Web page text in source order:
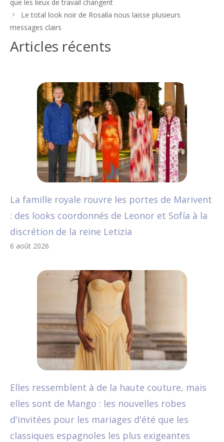
articles
que les lieux de travail changent
Le total look noir de Rosalía nous laisse plusieurs
messages clairs
Articles récents
La famille royale rouvre les portes de Marivent
: des looks coordonnés de Leonor et Sofía à la
discrétion de la reine Letizia
6 août 2026
Elles ressemblent à de la haute couture, mais
elles sont de Mango : les nouvelles robes
d'invitées pour les mariages d'été que les
classiques espagnoles les plus exigeantes